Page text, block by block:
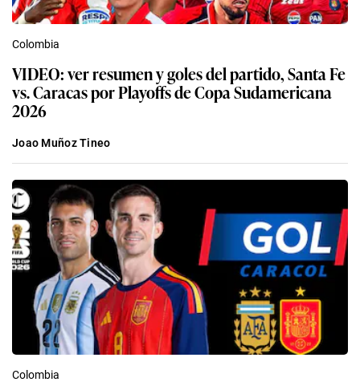
Colombia
VIDEO: ver resumen y goles del partido, Santa Fe
vs. Caracas por Playoffs de Copa Sudamericana
2026
Joao Muñoz Tineo
Colombia